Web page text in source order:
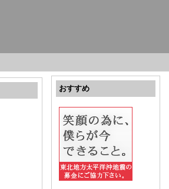
おすすめ